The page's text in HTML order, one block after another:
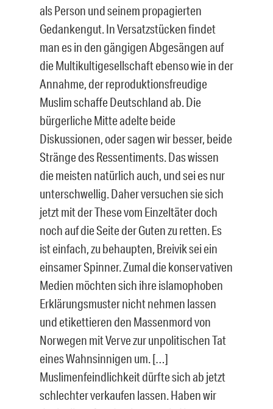
als Person und seinem propagierten
Gedankengut. In Versatzstücken findet
man es in den gängigen Abgesängen auf
die Multikultigesellschaft ebenso wie in der
Annahme, der reproduktionsfreudige
Muslim schaffe Deutschland ab. Die
bürgerliche Mitte adelte beide
Diskussionen, oder sagen wir besser, beide
Stränge des Ressentiments. Das wissen
die meisten natürlich auch, und sei es nur
unterschwellig. Daher versuchen sie sich
jetzt mit der These vom Einzeltäter doch
noch auf die Seite der Guten zu retten. Es
ist einfach, zu behaupten, Breivik sei ein
einsamer Spinner. Zumal die konservativen
Medien möchten sich ihre islamophoben
Erklärungsmuster nicht nehmen lassen
und etikettieren den Massenmord von
Norwegen mit Verve zur unpolitischen Tat
eines Wahnsinnigen um. […]
Muslimenfeindlichkeit dürfte sich ab jetzt
schlechter verkaufen lassen. Haben wir